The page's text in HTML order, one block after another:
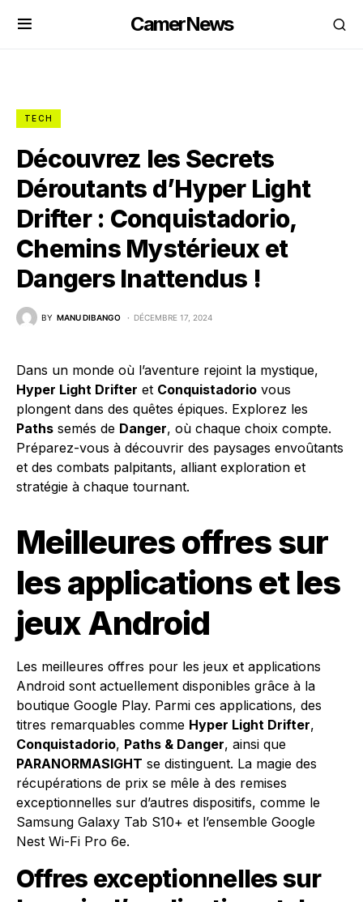
CamerNews
TECH
Découvrez les Secrets
Déroutants d’Hyper Light
Drifter : Conquistadorio,
Chemins Mystérieux et
Dangers Inattendus !
BY MANU DIBANGO DÉCEMBRE 17, 2024
Dans un monde où l’aventure rejoint la mystique,
Hyper Light Drifter et Conquistadorio vous
plongent dans des quêtes épiques. Explorez les
Paths semés de Danger, où chaque choix compte.
Préparez-vous à découvrir des paysages envoûtants
et des combats palpitants, alliant exploration et
stratégie à chaque tournant.
Meilleures offres sur
les applications et les
jeux Android
Les meilleures offres pour les jeux et applications
Android sont actuellement disponibles grâce à la
boutique Google Play. Parmi ces applications, des
titres remarquables comme Hyper Light Drifter,
Conquistadorio, Paths & Danger, ainsi que
PARANORMASIGHT se distinguent. La magie des
récupérations de prix se mêle à des remises
exceptionnelles sur d’autres dispositifs, comme le
Samsung Galaxy Tab S10+ et l’ensemble Google
Nest Wi-Fi Pro 6e.
Offres exceptionnelles sur